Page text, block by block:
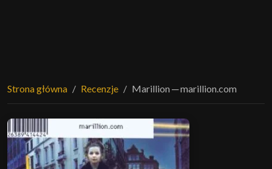
Strona główna Recenzje Marillion ─ marillion.com